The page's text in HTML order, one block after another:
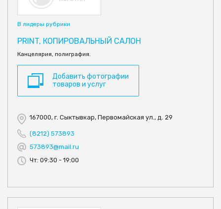
В лидеры рубрики
PRINT, КОПИРОВАЛЬНЫЙ САЛОН
Канцелярия, полиграфия.
Добавить фотографии
товаров и услуг
167000, г. Сыктывкар, Первомайская ул., д. 29
(8212) 573893
573893@mail.ru
Чт: 09:30 - 19:00